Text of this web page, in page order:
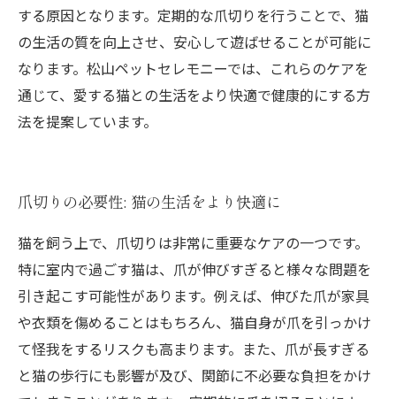
する原因となります。定期的な爪切りを行うことで、猫
の生活の質を向上させ、安心して遊ばせることが可能に
なります。松山ペットセレモニーでは、これらのケアを
通じて、愛する猫との生活をより快適で健康的にする方
法を提案しています。
爪切りの必要性: 猫の生活をより快適に
猫を飼う上で、爪切りは非常に重要なケアの一つです。
特に室内で過ごす猫は、爪が伸びすぎると様々な問題を
引き起こす可能性があります。例えば、伸びた爪が家具
や衣類を傷めることはもちろん、猫自身が爪を引っかけ
て怪我をするリスクも高まります。また、爪が長すぎる
と猫の歩行にも影響が及び、関節に不必要な負担をかけ